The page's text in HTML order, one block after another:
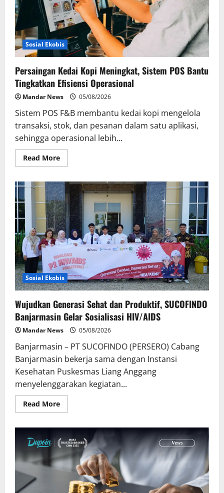
Aktif
dan
Kebersamaan
Sosial Ekobis
Persaingan Kedai Kopi Meningkat, Sistem POS Bantu
Tingkatkan Efisiensi Operasional
Mandar News 05/08/2026
Sistem POS F&B membantu kedai kopi mengelola
transaksi, stok, dan pesanan dalam satu aplikasi,
sehingga operasional lebih...
Read MoreRead
more
Kedai
Kopi
Meningkat,
Sistem
POS
Bantu
Tingkatkan
Efisiensi
Operasional
Sosial Ekobis
Wujudkan Generasi Sehat dan Produktif, SUCOFINDO
Banjarmasin Gelar Sosialisasi HIV/AIDS
Mandar News 05/08/2026
Banjarmasin – PT SUCOFINDO (PERSERO) Cabang
Banjarmasin bekerja sama dengan Instansi
Kesehatan Puskesmas Liang Anggang
menyelenggarakan kegiatan...
Read MoreRead
more
Sehat
dan
Produktif,
SUCOFINDO
Banjarmasin
Gelar
Sosialisasi
HIV/AIDS